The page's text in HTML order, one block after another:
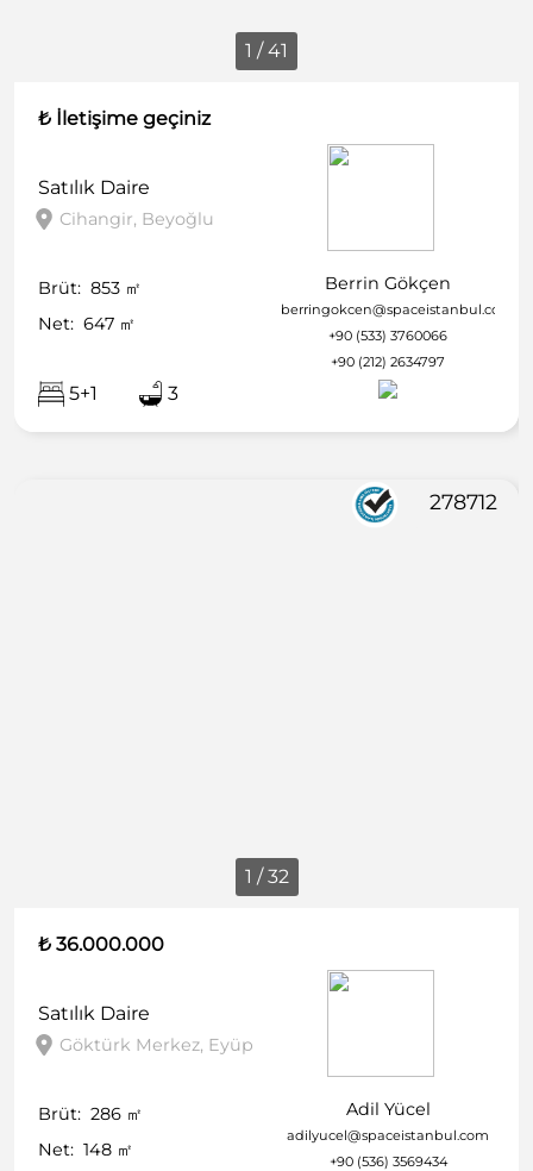
1 / 41
₺ İletişime geçiniz
Satılık Daire
Cihangir, Beyoğlu
Brüt: 853 ㎡
Net: 647 ㎡
5+1 3
Berrin Gökçen
berringokcen@spaceistanbul.com
+90 (533) 3760066
+90 (212) 2634797
1 / 32
278712
₺ 36.000.000
Satılık Daire
Göktürk Merkez, Eyüp
Brüt: 286 ㎡
Net: 148 ㎡
Adil Yücel
adilyucel@spaceistanbul.com
+90 (536) 3569434